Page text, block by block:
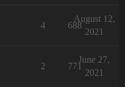
4 688
August 12,
2021
2 771
June 27,
2021